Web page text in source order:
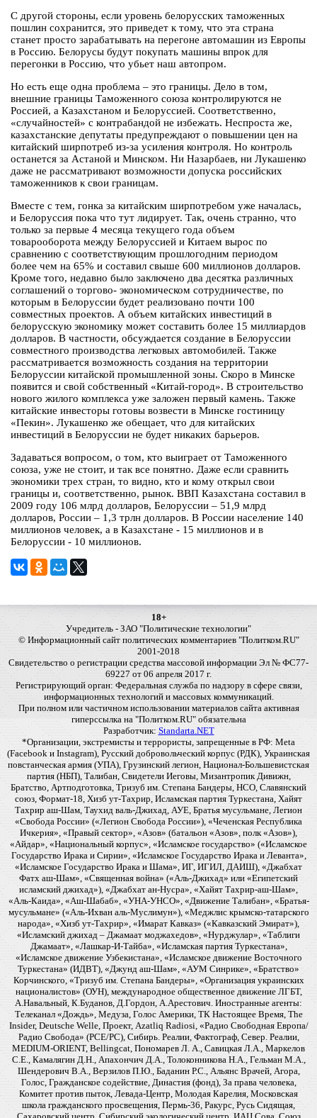
С другой стороны, если уровень белорусских таможенных
пошлин сохранится, это приведет к тому, что эта страна
станет просто зарабатывать на перегоне автомашин из Европы
в Россию. Белорусы будут покупать машины впрок для
перегонки в Россию, что убьет наш автопром.
Но есть еще одна проблема – это границы. Дело в том,
внешние границы Таможенного союза контролируются не
Россией, а Казахстаном и Белоруссией. Соответственно,
«случайностей» с контрабандой не избежать. Неспроста же,
казахстанские депутаты предупреждают о повышении цен на
китайский ширпотреб из-за усиления контроля. Но контроль
останется за Астаной и Минском. Ни Назарбаев, ни Лукашенко
даже не рассматривают возможности допуска российских
таможенников к свои границам.
Вместе с тем, гонка за китайским ширпотребом уже началась,
и Белоруссия пока что тут лидирует. Так, очень странно, что
только за первые 4 месяца текущего года объем
товарооборота между Белоруссией и Китаем вырос по
сравнению с соответствующим прошлогодним периодом
более чем на 65% и составил свыше 600 миллионов долларов.
Кроме того, недавно было заключено два десятка различных
соглашений о торгово- экономическом сотрудничестве, по
которым в Белоруссии будет реализовано почти 100
совместных проектов. А объем китайских инвестиций в
белорусскую экономику может составить более 15 миллиардов
долларов. В частности, обсуждается создание в Белоруссии
совместного производства легковых автомобилей. Также
рассматривается возможность создания на территории
Белоруссии китайской промышленной зоны. Скоро в Минске
появится и свой собственный «Китай-город». В строительство
нового жилого комплекса уже заложен первый камень. Также
китайские инвесторы готовы возвести в Минске гостиницу
«Пекин». Лукашенко же обещает, что для китайских
инвестиций в Белоруссии не будет никаких барьеров.
Задаваться вопросом, о том, кто выиграет от Таможенного
союза, уже не стоит, и так все понятно. Даже если сравнить
экономики трех стран, то видно, кто и кому открыл свои
границы и, соответственно, рынок. ВВП Казахстана составил в
2009 году 106 млрд долларов, Белоруссии – 51,9 млрд
долларов, России – 1,3 трлн долларов. В России население 140
миллионов человек, а в Казахстане - 15 миллионов и в
Белоруссии - 10 миллионов.
18+
Учредитель - ЗАО "Политические технологии"
© Информационный сайт политических комментариев "Политком.RU"
2001-2018
Свидетельство о регистрации средства массовой информации Эл № ФС77-
69227 от 06 апреля 2017 г.
Регистрирующий орган: Федеральная служба по надзору в сфере связи,
информационных технологий и массовых коммуникаций.
При полном или частичном использовании материалов сайта активная
гиперссылка на "Политком.RU" обязательна
Разработчик: Standarta.NET
*Организации, экстремисты и террористы, запрещенные в РФ: Meta
(Facebook и Instagram), Русский добровольческий корпус (РДК), Украинская
повстанческая армия (УПА), Грузинский легион, Национал-Большевистская
партия (НБП), Талибан, Свидетели Иеговы, Мизантропик Дивижн,
Братство, Артподготовка, Тризуб им. Степана Бандеры, НСО, Славянский
союз, Формат-18, Хизб ут-Тахрир, Исламская партия Туркестана, Хайят
Тахрир аш-Шам, Таухид валь-Джихад, АУЕ, Братья мусульмане, Легион
«Свобода России» («Легион Свобода России»), «Чеченская Республика
Ичкерия», «Правый сектор», «Азов» (батальон «Азов», полк «Азов»),
«Айдар», «Национальный корпус», «Исламское государство» («Исламское
Государство Ирака и Сирии», «Исламское Государство Ирака и Леванта»,
«Исламское Государство Ирака и Шама», ИГ, ИГИЛ, ДАИШ), «Джабхат
Фатх аш-Шам», «Священная война» («Аль-Джихад» или «Египетский
исламский джихад»), «Джабхат ан-Нусра», «Хайят Тахрир-аш-Шам»,
«Аль-Каида», «Аш-Шабаб», «УНА-УНСО», «Движение Талибан», «Братья-
мусульмане» («Аль-Ихван аль-Муслимун»), «Меджлис крымско-татарского
народа», «Хизб ут-Тахрир», «Имарат Кавказ» («Кавказский Эмират»),
«Исламский джихад – Джамаат моджахедов», «Нурджулар», «Таблиги
Джамаат», «Лашкар-И-Тайба», «Исламская партия Туркестана»,
«Исламское движение Узбекистана», «Исламское движение Восточного
Туркестана» (ИДВТ), «Джунд аш-Шам», «АУМ Синрике», «Братство»
Корчинского, «Тризуб им. Степана Бандеры», «Организация украинских
националистов» (ОУН), международное общественное движение ЛГБТ,
А.Навальный, К.Буданов, Д.Гордон, А.Арестович. Иностранные агенты:
Телеканал «Дождь», Медуза, Голос Америки, ТК Настоящее Время, The
Insider, Deutsche Welle, Проект, Azatliq Radiosi, «Радио Свободная Европа/
Радио Свобода» (PCE/PC), Сибирь. Реалии, Фактограф, Север. Реалии,
MEDIUM-ORIENT, Bellingcat, Пономарев Л. А., Савицкая Л.А., Маркелов
С.Е., Камалягин Д.Н., Апахончич Д.А., Толоконникова Н.А., Гельман М.А.,
Шендерович В.А., Верзилов П.Ю., Баданин Р.С., Альянс Врачей, Агора,
Голос, Гражданское содействие, Династия (фонд), За права человека,
Комитет против пыток, Левада-Центр, Молодая Карелия, Московская
школа гражданского просвещения, Пермь-36, Ракурс, Русь Сидящая,